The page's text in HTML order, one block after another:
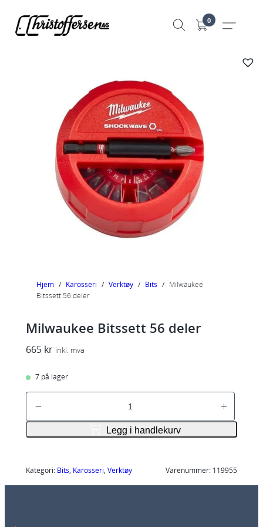
0
Hjem / Karosseri / Verktøy / Bits / Milwaukee
Bitssett 56 deler
Milwaukee Bitssett 56 deler
665 kr inkl. mva
7 på lager
M
l
w
u
k
Legg i handlekurv
Kategori: Bits, Karosseri, Verktøy Varenummer: 119955